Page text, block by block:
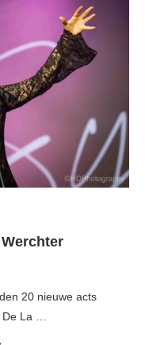
20 nieuwe acts
De La …